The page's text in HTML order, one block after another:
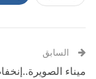
السابق
ميناء